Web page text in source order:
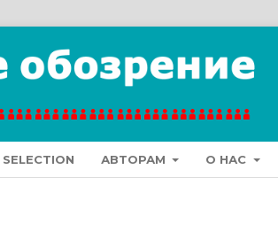
SELECTION АВТОРАМ О НАС